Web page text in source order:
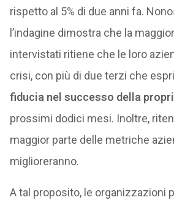
rispetto al 5% di due anni fa.
l’indagine dimostra che la
intervistati ritiene che le loro
crisi, con più di due terzi che
fiducia nel successo della
prossimi dodici mesi. Inoltre,
maggior parte delle metriche
miglioreranno.
A tal proposito, le organizzazioni